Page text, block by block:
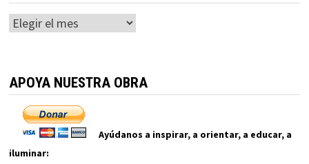
Archivos
APOYA NUESTRA OBRA
Ayúdanos a inspirar, a orientar, a educar, a
iluminar: